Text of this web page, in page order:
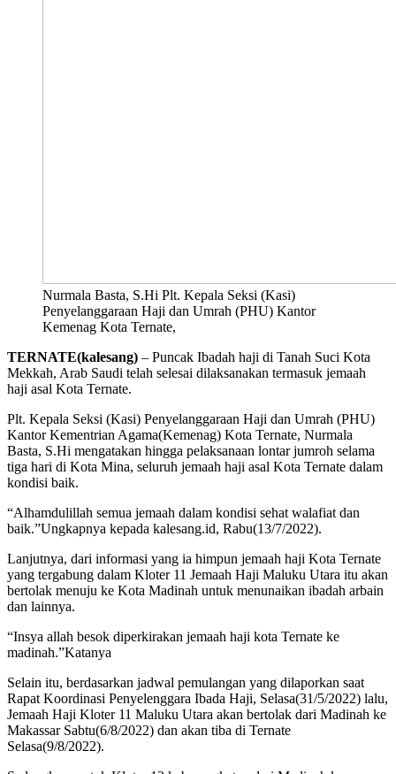
Nurmala Basta, S.Hi Plt. Kepala Seksi (Kasi)
Penyelanggaraan Haji dan Umrah (PHU) Kantor
Kemenag Kota Ternate,
TERNATE(kalesang) – Puncak Ibadah haji di Tanah Suci Kota
Mekkah, Arab Saudi telah selesai dilaksanakan termasuk jemaah
haji asal Kota Ternate.
Plt. Kepala Seksi (Kasi) Penyelanggaraan Haji dan Umrah (PHU)
Kantor Kementrian Agama(Kemenag) Kota Ternate, Nurmala
Basta, S.Hi mengatakan hingga pelaksanaan lontar jumroh selama
tiga hari di Kota Mina, seluruh jemaah haji asal Kota Ternate dalam
kondisi baik.
“Alhamdulillah semua jemaah dalam kondisi sehat walafiat dan
baik.”Ungkapnya kepada kalesang.id, Rabu(13/7/2022).
Lanjutnya, dari informasi yang ia himpun jemaah haji Kota Ternate
yang tergabung dalam Kloter 11 Jemaah Haji Maluku Utara itu akan
bertolak menuju ke Kota Madinah untuk menunaikan ibadah arbain
dan lainnya.
“Insya allah besok diperkirakan jemaah haji kota Ternate ke
madinah.”Katanya
Selain itu, berdasarkan jadwal pemulangan yang dilaporkan saat
Rapat Koordinasi Penyelenggara Ibada Haji, Selasa(31/5/2022) lalu,
Jemaah Haji Kloter 11 Maluku Utara akan bertolak dari Madinah ke
Makassar Sabtu(6/8/2022) dan akan tiba di Ternate
Selasa(9/8/2022).